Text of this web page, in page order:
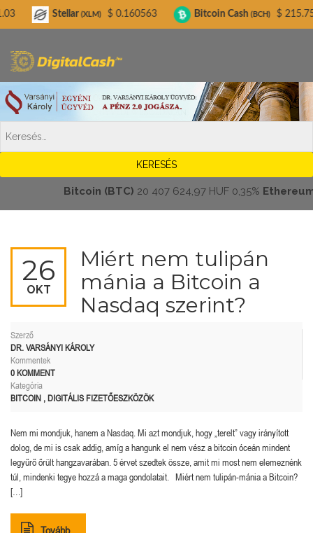
Bitcoin (BTC) 20 407 624,97 HUF0,35% Ethereum
26
OKT
Miért nem tulipán
mánia a Bitcoin a
Nasdaq szerint?
Szerző
DR. VARSÁNYI KÁROLY
Kommentek
0 KOMMENT
Kategória
BITCOIN , DIGITÁLIS FIZETŐESZKÖZÖK
Nem mi mondjuk, hanem a Nasdaq. Mi azt mondjuk, hogy „terelt” vagy irányított
dolog, de mi is csak addig, amíg a hangunk el nem vész a bitcoin óceán mindent
legyűrő őrült hangzavarában. 5 érvet szedtek össze, amit mi most nem elemeznénk
túl, mindenki tegye hozzá a maga gondolatait. Miért nem tulipán-mánia a Bitcoin?
[…]
Tovább..
(XLM) $ 0.160563 Bitcoin Cash (BCH) $ 215.75
Digitalcash.hu